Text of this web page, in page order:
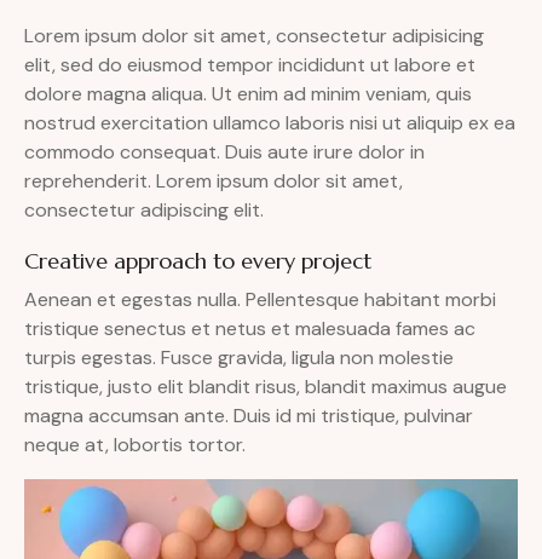
Lorem ipsum dolor sit amet, consectetur adipisicing
elit, sed do eiusmod tempor incididunt ut labore et
dolore magna aliqua. Ut enim ad minim veniam, quis
nostrud exercitation ullamco laboris nisi ut aliquip ex ea
commodo consequat. Duis aute irure dolor in
reprehenderit. Lorem ipsum dolor sit amet,
consectetur adipiscing elit.
Creative approach to every project
Aenean et egestas nulla. Pellentesque habitant morbi
tristique senectus et netus et malesuada fames ac
turpis egestas. Fusce gravida, ligula non molestie
tristique, justo elit blandit risus, blandit maximus augue
magna accumsan ante. Duis id mi tristique, pulvinar
neque at, lobortis tortor.